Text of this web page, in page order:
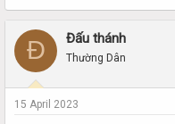
Đ Đấu thánh
Thường Dân
15 April 2023